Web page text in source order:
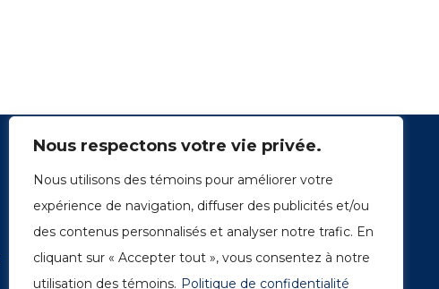
Nous respectons votre vie privée.
Nous utilisons des témoins pour améliorer votre
expérience de navigation, diffuser des publicités et/ou
des contenus personnalisés et analyser notre trafic. En
cliquant sur « Accepter tout », vous consentez à notre
utilisation des témoins. Politique de confidentialité
1249, rue du Sussex, unité 1078
Montréal (Québec) H3H 2A1